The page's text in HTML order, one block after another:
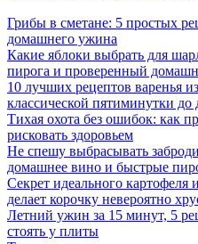
Грибы в сметане: 5 простых
домашнего ужина
Какие яблоки выбрать для
пирога и проверенный
10 лучших рецептов варенья
классической пятиминутки до
Тихая охота без ошибок: как
рисковать здоровьем
Не спешу выбрасывать
домашнее вино и быстрые
Секрет идеального картофеля
делает корочку невероятно
Летний ужин за 15 минут, 5
стоять у плиты